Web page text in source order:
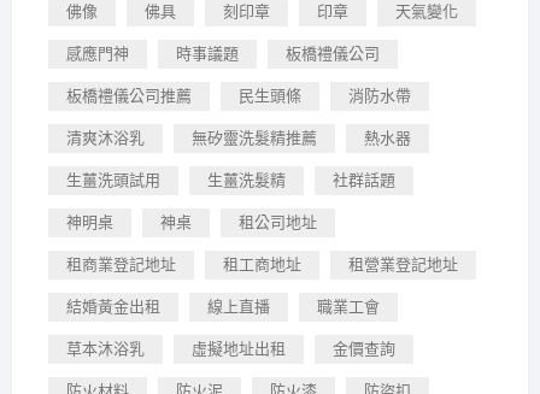
佛像 佛具 刻印章 印章 天氣變化
感應門神 時事議題 板橋禮儀公司
板橋禮儀公司推薦 民生頭條 消防水帶
清爽沐浴乳 無矽靈洗髮精推薦 熱水器
生薑洗頭試用 生薑洗髮精 社群話題
神明桌 神桌 租公司地址
租商業登記地址 租工商地址 租營業登記地址
結婚黃金出租 線上直播 職業工會
草本沐浴乳 虛擬地址出租 金價查詢